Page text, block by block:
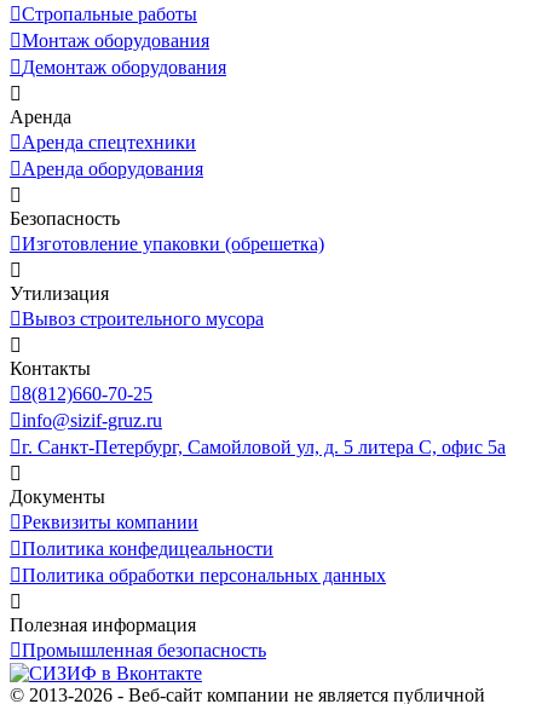
Стропальные работы
Монтаж оборудования
Демонтаж оборудования
Аренда
Аренда спецтехники
Аренда оборудования
Безопасность
Изготовление упаковки (обрешетка)
Утилизация
Вывоз строительного мусора
Контакты
8(812)660-70-25
info@sizif-gruz.ru
г. Санкт-Петербург, Самойловой ул, д. 5 литера С, офис 5а
Документы
Реквизиты компании
Политика конфедицеальности
Политика обработки персональных данных
Полезная информация
Промышленная безопасность
© 2013-2026 - Веб-сайт компании не является публичной